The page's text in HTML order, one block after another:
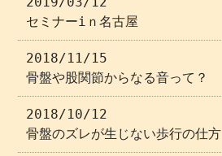
セミナーiｎ名古屋
2018/11/15
骨盤や股関節からなる音って？
2018/10/12
骨盤のズレが生じない歩行の仕方